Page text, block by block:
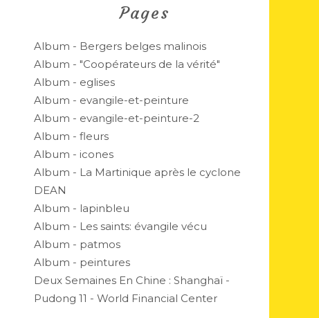
Pages
Album - Bergers belges malinois
Album - "Coopérateurs de la vérité"
Album - eglises
Album - evangile-et-peinture
Album - evangile-et-peinture-2
Album - fleurs
Album - icones
Album - La Martinique après le cyclone
DEAN
Album - lapinbleu
Album - Les saints: évangile vécu
Album - patmos
Album - peintures
Deux Semaines En Chine : Shanghaï -
Pudong 11 - World Financial Center